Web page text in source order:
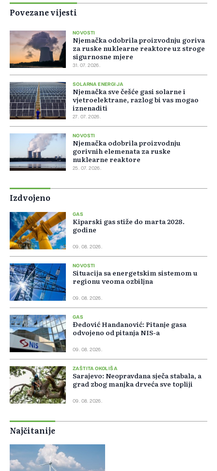
Povezane vijesti
NOVOSTI
Njemačka odobrila proizvodnju goriva
za ruske nuklearne reaktore uz stroge
sigurnosne mjere
31. 07. 2026.
SOLARNA ENERGIJA
Njemačka sve češće gasi solarne i
vjetroelektrane, razlog bi vas mogao
iznenaditi
27. 07. 2026.
NOVOSTI
Njemačka odobrila proizvodnju
gorivnih elemenata za ruske
nuklearne reaktore
25. 07. 2026.
Izdvojeno
GAS
Kiparski gas stiže do marta 2028.
godine
09. 08. 2026.
NOVOSTI
Situacija sa energetskim sistemom u
regionu veoma ozbiljna
09. 08. 2026.
GAS
Đedović Handanović: Pitanje gasa
odvojeno od pitanja NIS-a
09. 08. 2026.
ZAŠTITA OKOLIŠA
Sarajevo: Neopravdana sječa stabala, a
grad zbog manjka drveća sve topliji
09. 08. 2026.
Najčitanije